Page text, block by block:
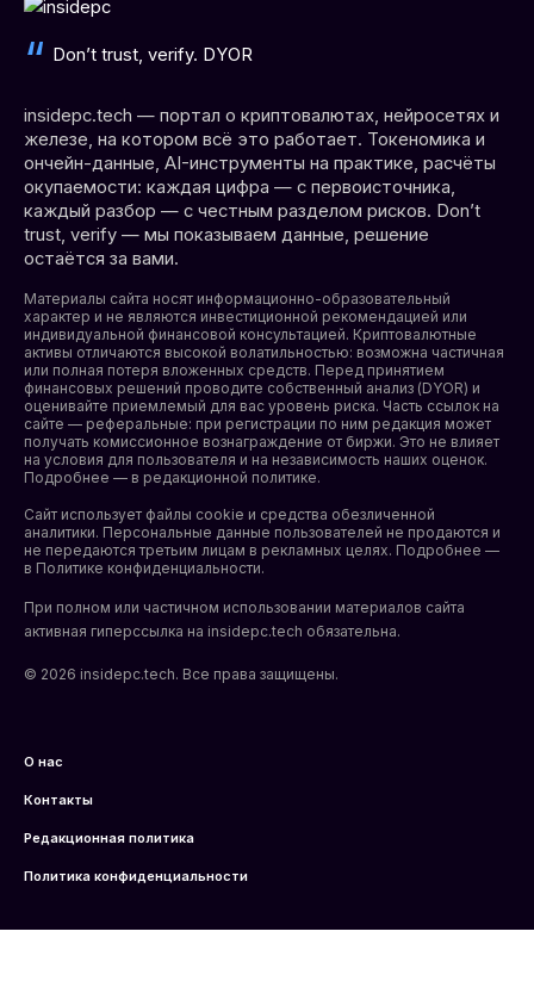
Don’t trust, verify. DYOR
insidepc.tech — портал о криптовалютах, нейросетях и
железе, на котором всё это работает. Токеномика и
ончейн-данные, AI-инструменты на практике, расчёты
окупаемости: каждая цифра — с первоисточника,
каждый разбор — с честным разделом рисков. Don’t
trust, verify — мы показываем данные, решение
остаётся за вами.
Материалы сайта носят информационно-образовательный
характер и не являются инвестиционной рекомендацией или
индивидуальной финансовой консультацией. Криптовалютные
активы отличаются высокой волатильностью: возможна частичная
или полная потеря вложенных средств. Перед принятием
финансовых решений проводите собственный анализ (DYOR) и
оценивайте приемлемый для вас уровень риска. Часть ссылок на
сайте — реферальные: при регистрации по ним редакция может
получать комиссионное вознаграждение от биржи. Это не влияет
на условия для пользователя и на независимость наших оценок.
Подробнее — в редакционной политике.
Сайт использует файлы cookie и средства обезличенной
аналитики. Персональные данные пользователей не продаются и
не передаются третьим лицам в рекламных целях. Подробнее —
в Политике конфиденциальности.
При полном или частичном использовании материалов сайта
активная гиперссылка на insidepc.tech обязательна.
© 2026 insidepc.tech. Все права защищены.
О нас
Контакты
Редакционная политика
Политика конфиденциальности